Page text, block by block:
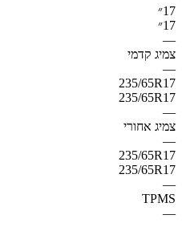
17״
17״
—
צמיג קדמי
—
235/65R17
235/65R17
—
צמיג אחורי
—
235/65R17
235/65R17
—
TPMS
—